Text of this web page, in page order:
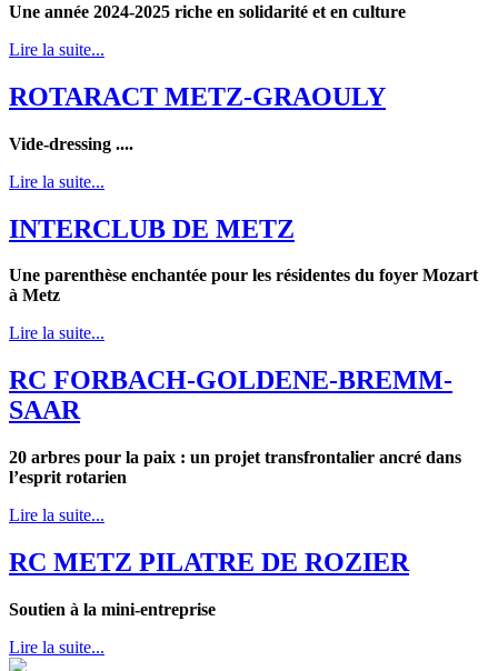
Une année 2024-2025 riche en solidarité et en culture
Lire la suite...
ROTARACT METZ-GRAOULY
Vide-dressing ....
Lire la suite...
INTERCLUB DE METZ
Une parenthèse enchantée pour les résidentes du foyer Mozart
à Metz
Lire la suite...
RC FORBACH-GOLDENE-BREMM-
SAAR
20 arbres pour la paix : un projet transfrontalier ancré dans
l’esprit rotarien
Lire la suite...
RC METZ PILATRE DE ROZIER
Soutien à la mini-entreprise
Lire la suite...